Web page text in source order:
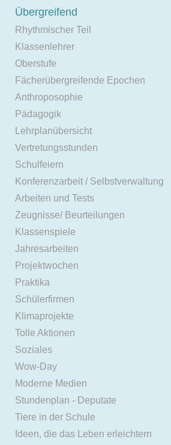
Übergreifend
Rhythmischer Teil
Klassenlehrer
Oberstufe
Fächerübergreifende Epochen
Anthroposophie
Pädagogik
Lehrplanübersicht
Vertretungsstunden
Schulfeiern
Konferenzarbeit / Selbstverwaltung
Arbeiten und Tests
Zeugnisse/ Beurteilungen
Klassenspiele
Jahresarbeiten
Projektwochen
Praktika
Schülerfirmen
Klimaprojekte
Tolle Aktionen
Soziales
Wow-Day
Moderne Medien
Stundenplan - Deputate
Tiere in der Schule
Ideen, die das Leben erleichtern